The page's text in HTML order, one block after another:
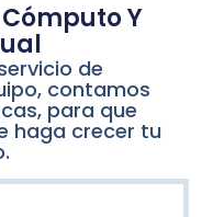
Y
de
contamos
para que
haga crecer tu